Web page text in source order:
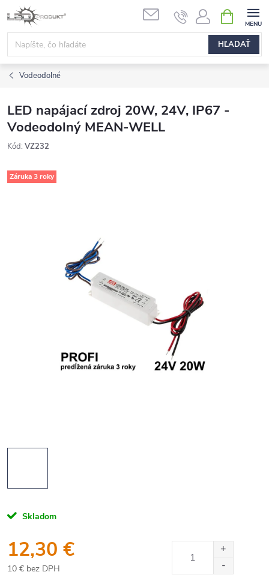
Prejsť
na
obsah
HĽADAŤ
KOŠÍK
Vodeodolné
LED napájací zdroj 20W, 24V, IP67 -
Vodeodolný MEAN-WELL
Kód: VZ232
Záruka 3 roky
Skladom
12,30 €
10 € bez DPH